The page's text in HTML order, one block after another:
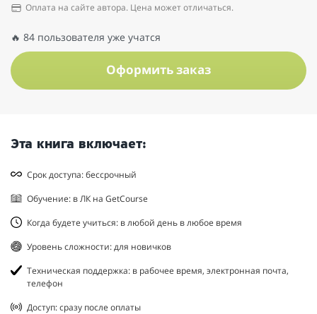
Оплата на сайте автора. Цена может отличаться.
🔥 84 пользователя уже учатся
Оформить заказ
Эта книга включает:
Срок доступа: бессрочный
Обучение: в ЛК на GetCourse
Когда будете учиться: в любой день в любое время
Уровень сложности: для новичков
Техническая поддержка: в рабочее время, электронная почта,
телефон
Доступ: сразу после оплаты